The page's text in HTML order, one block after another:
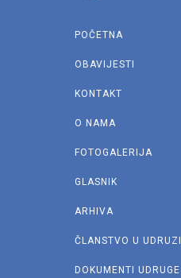
POČETNA
OBAVIJESTI
KONTAKT
O NAMA
FOTOGALERIJA
GLASNIK
ARHIVA
ČLANSTVO U UDRUZI
DOKUMENTI UDRUGE